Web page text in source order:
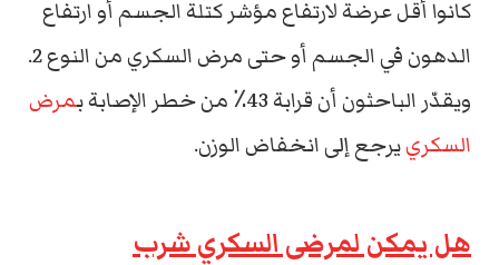
كانوا أقل عرضة لارتفاع مؤشر كتلة الجسم أو ارتفاع
الدهون في الجسم أو حتى مرض السكري من النوع 2.
ويقدّر الباحثون أن قرابة 43٪ من خطر الإصابة ب
مرض
السكرييرجع إلى انخفاض الوزن.
هل يمكن لمرضى السكري شرب